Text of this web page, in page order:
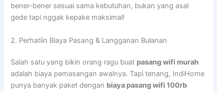
bener-bener sesuai sama kebutuhan, bukan yang asal
gede tapi nggak kepake maksimal!
2. Perhatiin Biaya Pasang & Langganan Bulanan
Salah satu yang bikin orang ragu buat pasang wifi murah
adalah biaya pemasangan awalnya. Tapi tenang, IndiHome
punya banyak paket dengan biaya pasang wifi 100rb